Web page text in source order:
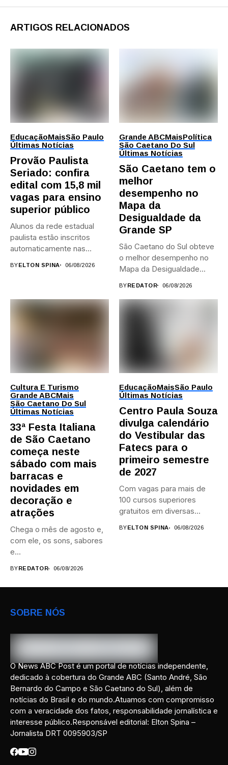
ARTIGOS RELACIONADOS
EducaçãoMaisSão Paulo
Últimas Notícias
Provão Paulista
Seriado: confira
edital com 15,8 mil
vagas para ensino
superior público
Alunos da rede estadual
paulista estão inscritos
automaticamente nas
BYELTON SPINA 06/08/2026
Grande ABCMaisPolítica
São Caetano Do Sul
Últimas Notícias
São Caetano tem o
melhor
desempenho no
Mapa da
Desigualdade da
Grande SP
São Caetano do Sul obteve
o melhor desempenho no
Mapa da Desigualdade...
BYREDATOR 06/08/2026
Cultura E Turismo
Grande ABCMais
São Caetano Do Sul
Últimas Notícias
33ª Festa Italiana
de São Caetano
começa neste
sábado com mais
barracas e
novidades em
decoração e
atrações
Chega o mês de agosto e,
com ele, os sons, sabores
e...
BY REDATOR 06/08/2026
EducaçãoMaisSão Paulo
Últimas Notícias
Centro Paula Souza
divulga calendário
do Vestibular das
Fatecs para o
primeiro semestre
de 2027
Com vagas para mais de
100 cursos superiores
gratuitos em diversas
BY ELTON SPINA 06/08/2026
SOBRE NÓS
O News ABC Post é um portal de notícias independente,
dedicado à cobertura do Grande ABC (Santo André, São
Bernardo do Campo e São Caetano do Sul), além de
notícias do Brasil e do mundo.Atuamos com compromisso
com a veracidade dos fatos, responsabilidade jornalística e
interesse público.Responsável editorial: Elton Spina –
Jornalista DRT 0095903/SP